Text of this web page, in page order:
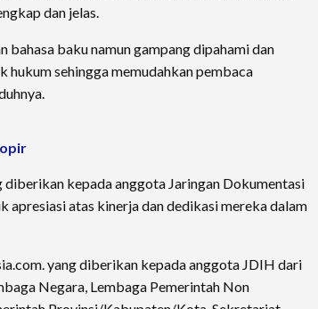
dan jelas.
baku namun gampang dipahami dan
hukum sehingga memudahkan pembaca
kepada anggota Jaringan Dokumentasi
atas kinerja dan dedikasi mereka dalam
yang diberikan kepada anggota JDIH dari
Negara, Lembaga Pemerintah Non